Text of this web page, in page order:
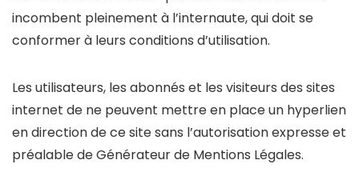
incombent pleinement à l’internaute, qui doit se
conformer à leurs conditions d’utilisation.
Les utilisateurs, les abonnés et les visiteurs des sites
internet de ne peuvent mettre en place un hyperlien
en direction de ce site sans l’autorisation expresse et
préalable de Générateur de Mentions Légales.